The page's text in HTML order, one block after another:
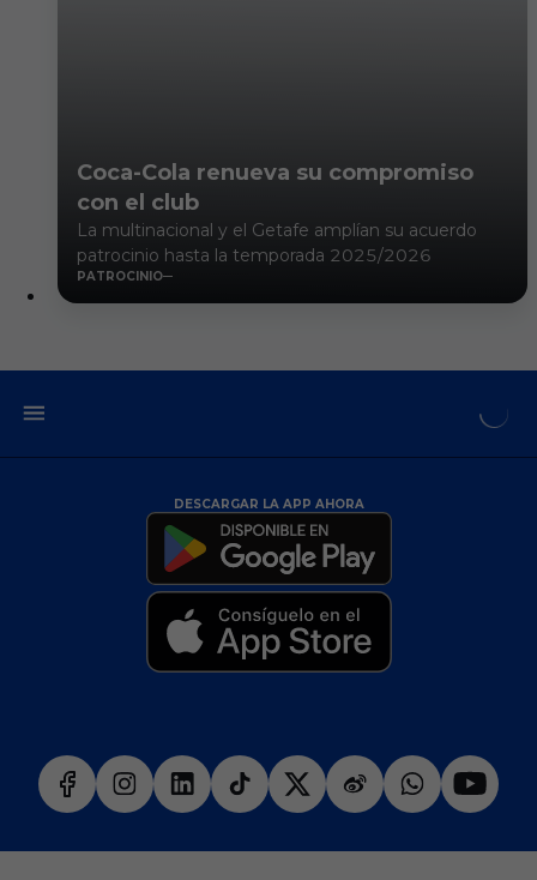
Coca-Cola renueva su compromiso
con el club
La multinacional y el Getafe amplían su acuerdo
patrocinio hasta la temporada 2025/2026
PATROCINIO
DESCARGAR LA APP AHORA